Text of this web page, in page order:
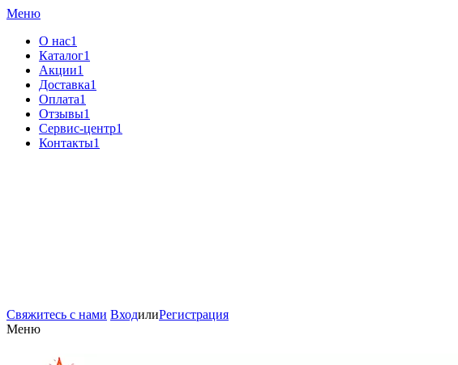
Меню
О нас1
Каталог1
Акции1
Доставка1
Оплата1
Отзывы1
Сервис-центр1
Контакты1
Свяжитесь с нами ВходилиРегистрация
Меню